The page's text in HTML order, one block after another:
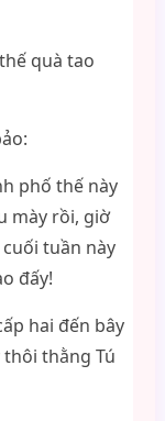
quà tao
phố thế này
mày rồi, giờ
tuần này
đấy!
hai đến bây
thằng Tú